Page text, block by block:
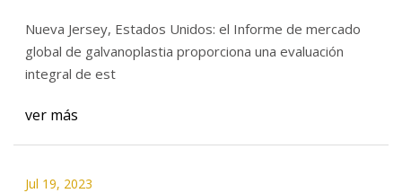
Nueva Jersey, Estados Unidos: el Informe de mercado
global de galvanoplastia proporciona una evaluación
integral de est
ver más
Jul 19, 2023